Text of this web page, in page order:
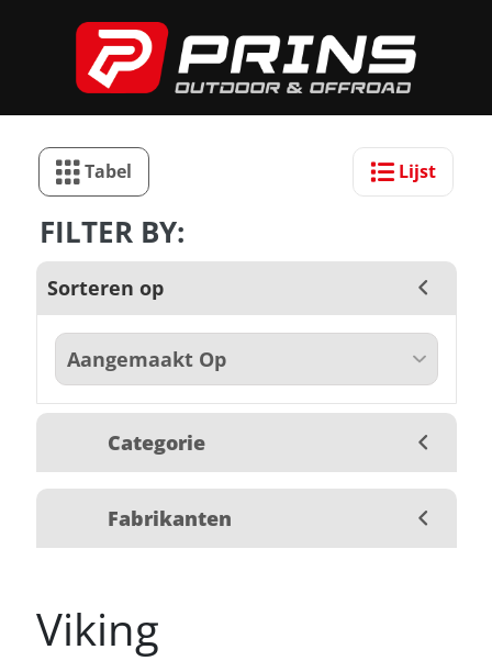
Tabel Lijst
FILTER BY:
Sorteren op
Categorie
Fabrikanten
Viking